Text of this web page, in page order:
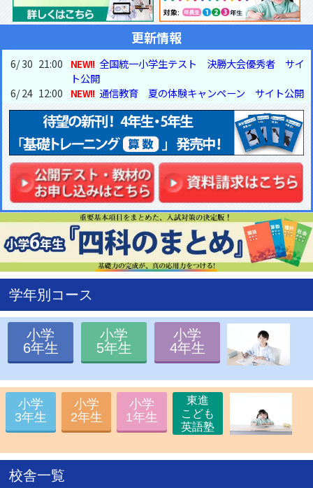
更新情報
6/30 21:00
全国統一小学生テスト 決勝大会優秀者 サイ
ト公開
6/24 12:00
通信教育 夏の体験キャンペーン サイト公開
6/17 18:00 全国統一小学生テスト 決勝大会進出者 サイト公開
11:00 2026年新4年生予習シリーズ準備講座 サイト公開
/ 8 11:00
2026年新1年生小学校入塾準備講座 サイト公開
6/ 3 15:00 2026年夏期講習 サイト公開
6/ 3 15:00 リトルスクールオープンテスト サイト公開
/13 17:00 2026年学校参観 サイト公開
5 /12 17:30 2026年筑駒対策講座 サイト公開
5/12 17:30 2026年過去問演習コース サイト公開
5/ 7 18:30 2026年学校別対策コース サイト公開
4/10 00:00 全国統一小学生テスト 申し込み受付開始
3/19 21:00
開成・桜蔭・筑駒本番レベルテスト サイト公開
3/ 2 11:30 通信教育 春の入会キャンペーン サイト公開
2
2/13 16:30 2026年春期講習 サイト公開
2/ 8 18:30 2026年中学入試合格者速報 サイト公開
26 17:30
リトルスクールオープンテスト サイト公開
21 16:30
中学入試報告会 サイト公開
1/ 8 19:00 中学入試情報センター サイト情報更新
12/13 15:00 中学入試解答速報 サイト公開
/11 15:00
理科実験教室 お申し込み受付開始
12/ 2 11:00
理科実験教室体験会 サイト情報更新
11/26 21:00 全国統一小学生テスト 成績優秀者発表
11/12 12:00 全国統一小学生テスト 決勝大会進出者公開
11/ 5 17:00
学年別コース
小学
6年生
小学
5年生
小学
4年生
小学
3年生
小学
2年生
小学
1年生
東進
こども
英語塾
校舎一覧